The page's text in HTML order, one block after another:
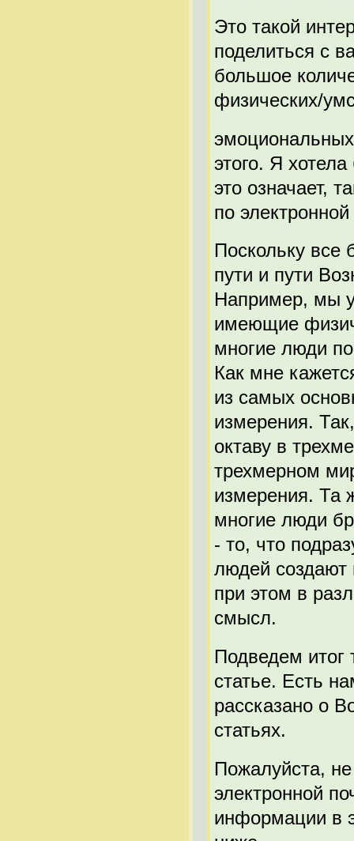
Это такой
поделиться с
большое
физических/
этого. Я
это означает,
по
Поскольку
пути и пути
Например, мы
имеющие
многие люди
Как мне
из самых
измерения.
октаву в
трехмерном
измерения. Та
многие люди
- то, что
людей создают
при этом в
смысл.
Подведем итог
статье. Есть
рассказано о
статьях.
Пожалуйста,
электронной
информации в